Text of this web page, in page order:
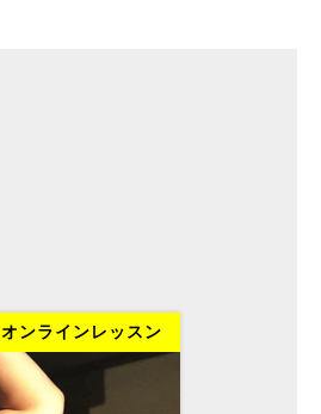
オンラインレッスン